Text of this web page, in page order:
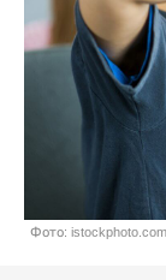
Фото: istockphoto.com